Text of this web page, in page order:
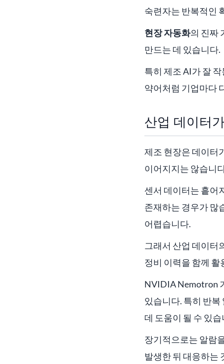
숙련자는 반복적인
현장 자동화의 진짜
만드는 데 있습니다.
특히 제조 AI가 잘
약어처럼 기업마다
산업 데이터
제조 현장은 데이터
이어지지는 않습니
센서 데이터는 흩어
존재하는 경우가 많
어렵습니다.
그래서 산업 데이터
정비 이력을 함께
NVIDIA Nemotron
있습니다. 특히 반
데 도움이 될 수 있습
장기적으로는 알람
발생한 뒤 대응하는